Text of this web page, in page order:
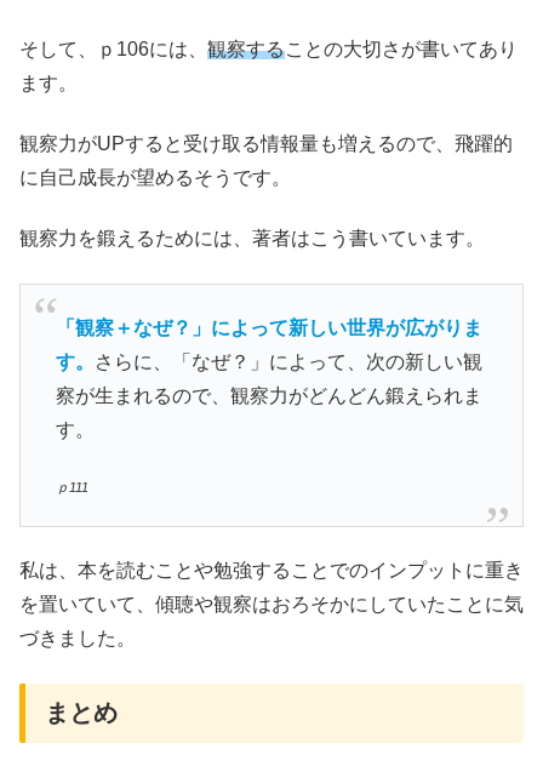
そして、ｐ106には、 観察することの大切さが書いてあり
ます。
観察力がUPすると受け取る情報量も増えるので、飛躍的
に自己成長が望めるそうです。
観察力を鍛えるためには、著者はこう書いています。
「観察＋なぜ？」によって新しい世界が広がりま
す。
さらに、「なぜ？」によって、次の新しい観
察が生まれるので、観察力がどんどん鍛えられま
す。
ｐ111
私は、本を読むことや勉強することでのインプットに重き
を置いていて、傾聴や観察はおろそかにしていたことに気
づきました。
まとめ